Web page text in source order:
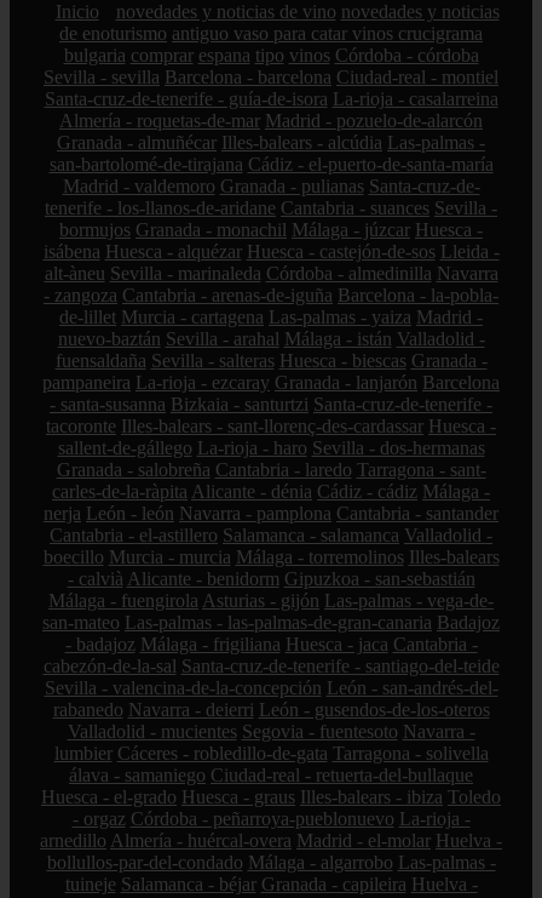
Inicio novedades y noticias de vino novedades y noticias
de enoturismo antiguo vaso para catar vinos crucigrama
bulgaria comprar espana tipo vinos Córdoba - córdoba
Sevilla - sevilla Barcelona - barcelona Ciudad-real - montiel
Santa-cruz-de-tenerife - guía-de-isora La-rioja - casalarreina
Almería - roquetas-de-mar Madrid - pozuelo-de-alarcón
Granada - almuñécar Illes-balears - alcúdia Las-palmas -
san-bartolomé-de-tirajana Cádiz - el-puerto-de-santa-maría
Madrid - valdemoro Granada - pulianas Santa-cruz-de-
tenerife - los-llanos-de-aridane Cantabria - suances Sevilla -
bormujos Granada - monachil Málaga - júzcar Huesca -
isábena Huesca - alquézar Huesca - castejón-de-sos Lleida -
alt-àneu Sevilla - marinaleda Córdoba - almedinilla Navarra
- zangoza Cantabria - arenas-de-iguña Barcelona - la-pobla-
de-lillet Murcia - cartagena Las-palmas - yaiza Madrid -
nuevo-baztán Sevilla - arahal Málaga - istán Valladolid -
fuensaldaña Sevilla - salteras Huesca - biescas Granada -
pampaneira La-rioja - ezcaray Granada - lanjarón Barcelona
- santa-susanna Bizkaia - santurtzi Santa-cruz-de-tenerife -
tacoronte Illes-balears - sant-llorenç-des-cardassar Huesca -
sallent-de-gállego La-rioja - haro Sevilla - dos-hermanas
Granada - salobreña Cantabria - laredo Tarragona - sant-
carles-de-la-ràpita Alicante - dénia Cádiz - cádiz Málaga -
nerja León - león Navarra - pamplona Cantabria - santander
Cantabria - el-astillero Salamanca - salamanca Valladolid -
boecillo Murcia - murcia Málaga - torremolinos Illes-balears
- calvià Alicante - benidorm Gipuzkoa - san-sebastián
Málaga - fuengirola Asturias - gijón Las-palmas - vega-de-
san-mateo Las-palmas - las-palmas-de-gran-canaria Badajoz
- badajoz Málaga - frigiliana Huesca - jaca Cantabria -
cabezón-de-la-sal Santa-cruz-de-tenerife - santiago-del-teide
Sevilla - valencina-de-la-concepción León - san-andrés-del-
rabanedo Navarra - deierri León - gusendos-de-los-oteros
Valladolid - mucientes Segovia - fuentesoto Navarra -
lumbier Cáceres - robledillo-de-gata Tarragona - solivella
álava - samaniego Ciudad-real - retuerta-del-bullaque
Huesca - el-grado Huesca - graus Illes-balears - ibiza Toledo
- orgaz Córdoba - peñarroya-pueblonuevo La-rioja -
arnedillo Almería - huércal-overa Madrid - el-molar Huelva -
bollullos-par-del-condado Málaga - algarrobo Las-palmas -
tuineje Salamanca - béjar Granada - capileira Huelva -